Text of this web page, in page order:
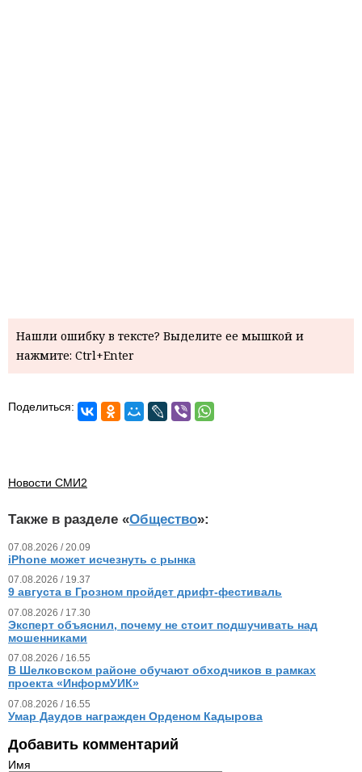
Нашли ошибку в тексте? Выделите ее мышкой и
нажмите: Ctrl+Enter
Поделиться:
Новости СМИ2
Также в разделе «Общество»:
07.08.2026 / 20.09
iPhone может исчезнуть с рынка
07.08.2026 / 19.37
9 августа в Грозном пройдет дрифт-фестиваль
07.08.2026 / 17.30
Эксперт объяснил, почему не стоит подшучивать над
мошенниками
07.08.2026 / 16.55
В Шелковском районе обучают обходчиков в рамках
проекта «ИнформУИК»
07.08.2026 / 16.55
Умар Даудов награжден Орденом Кадырова
Добавить комментарий
Имя